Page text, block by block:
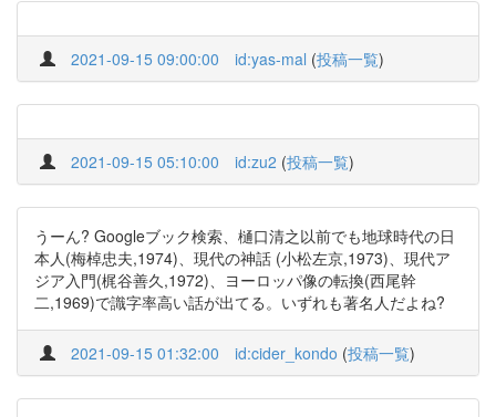
2021-09-15 09:00:00 id:yas-mal (投稿一覧)
2021-09-15 05:10:00 id:zu2 (投稿一覧)
うーん? Googleブック検索、樋口清之以前でも地球時代の日
本人(梅棹忠夫,1974)、現代の神話 (小松左京,1973)、現代ア
ジア入門(梶谷善久,1972)、ヨーロッパ像の転換(西尾幹
二,1969)で識字率高い話が出てる。いずれも著名人だよね?
2021-09-15 01:32:00 id:cider_kondo (投稿一覧)